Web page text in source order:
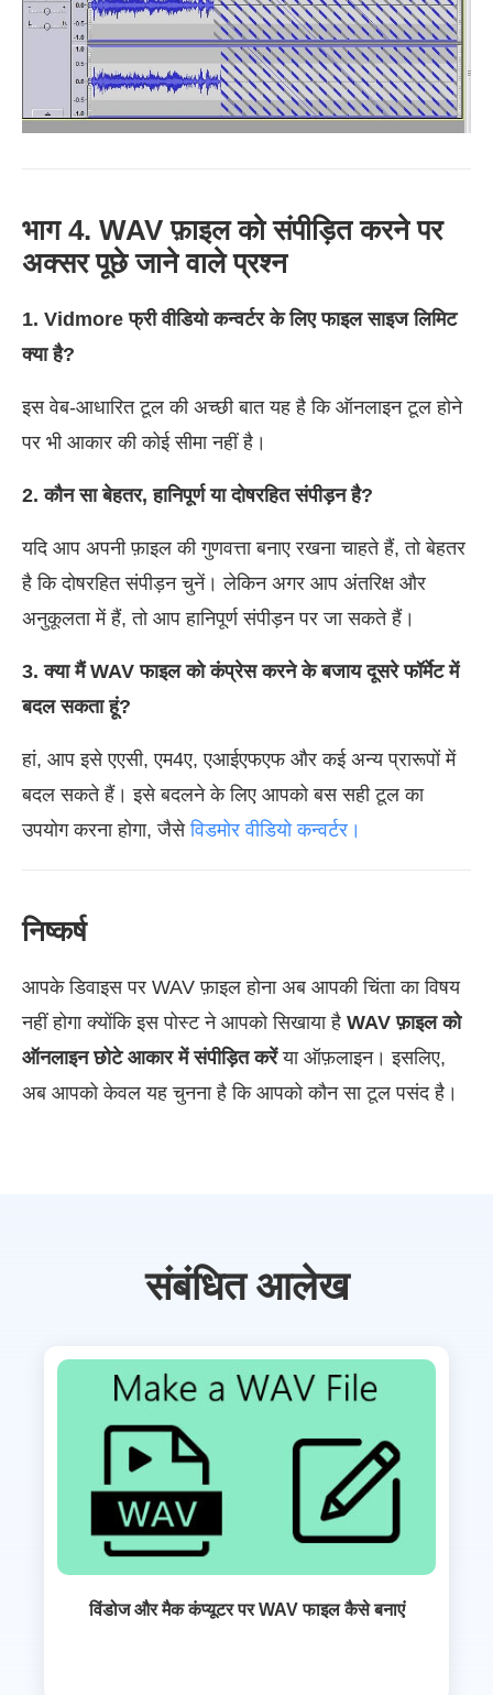
भाग 4. WAV फ़ाइल को संपीड़ित करने पर
अक्सर पूछे जाने वाले प्रश्न
1. Vidmore फ्री वीडियो कन्वर्टर के लिए फाइल साइज लिमिट
क्या है?
इस वेब-आधारित टूल की अच्छी बात यह है कि ऑनलाइन टूल होने
पर भी आकार की कोई सीमा नहीं है।
2. कौन सा बेहतर, हानिपूर्ण या दोषरहित संपीड़न है?
यदि आप अपनी फ़ाइल की गुणवत्ता बनाए रखना चाहते हैं, तो बेहतर
है कि दोषरहित संपीड़न चुनें। लेकिन अगर आप अंतरिक्ष और
अनुकूलता में हैं, तो आप हानिपूर्ण संपीड़न पर जा सकते हैं।
3. क्या मैं WAV फाइल को कंप्रेस करने के बजाय दूसरे फॉर्मेट में
बदल सकता हूं?
हां, आप इसे एएसी, एम4ए, एआईएफएफ और कई अन्य प्रारूपों में
बदल सकते हैं। इसे बदलने के लिए आपको बस सही टूल का
उपयोग करना होगा, जैसेविडमोर वीडियो कन्वर्टर।
निष्कर्ष
आपके डिवाइस पर WAV फ़ाइल होना अब आपकी चिंता का विषय
नहीं होगा क्योंकि इस पोस्ट ने आपको सिखाया है WAV फ़ाइल को
ऑनलाइन छोटे आकार में संपीड़ित करेंया ऑफ़लाइन। इसलिए,
अब आपको केवल यह चुनना है कि आपको कौन सा टूल पसंद है।
संबंधित आलेख
विंडोज और मैक कंप्यूटर पर WAV फाइल कैसे बनाएं